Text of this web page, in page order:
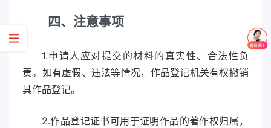
四、注意事项
1.申请人应对提交的材料的真实性、合法性负
责。如有虚假、违法等情况，作品登记机关有权撤销
其作品登记。
2.作品登记证书可用于证明作品的著作权归属，